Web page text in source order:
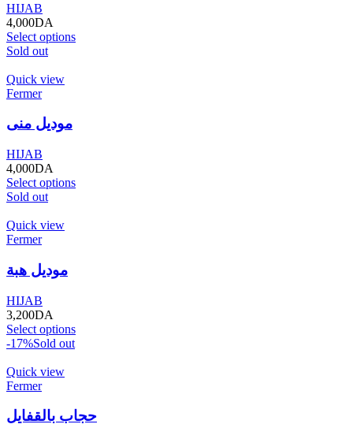
HIJAB
4,000DA
Select options
Sold out
Quick view
Fermer
موديل منى
HIJAB
4,000DA
Select options
Sold out
Quick view
Fermer
موديل هبة
HIJAB
3,200DA
Select options
-17%Sold out
Quick view
Fermer
حجاب بالقفايل